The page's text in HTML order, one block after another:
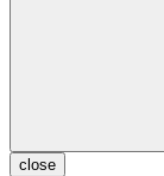
close